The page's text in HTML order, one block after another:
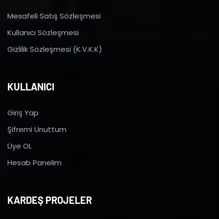
Mesafeli Satış Sözleşmesi
Kullanıcı Sözleşmesi
Gizlilik Sözleşmesi (K.V.K.K)
KULLANICI
Giriş Yap
Şifremi Unuttum
Üye OL
Hesab Panelim
KARDEŞ PROJELER